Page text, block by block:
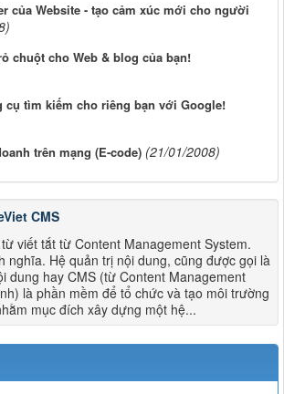
của Website - tạo cảm xúc mới cho người
chuột cho Web & blog của bạn!
cụ tìm kiếm cho riêng bạn với Google!
trên mạng (E-code) (21/01/2008)
CMS
viết tắt từ Content Management System.
nghĩa. Hệ quản trị nội dung, cũng được gọi là
dung hay CMS (từ Content Management
là phần mềm để tổ chức và tạo môi trường
mục đích xây dựng một hệ...